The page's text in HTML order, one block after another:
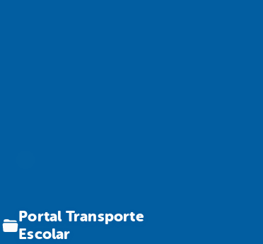
Portal Transporte
Escolar